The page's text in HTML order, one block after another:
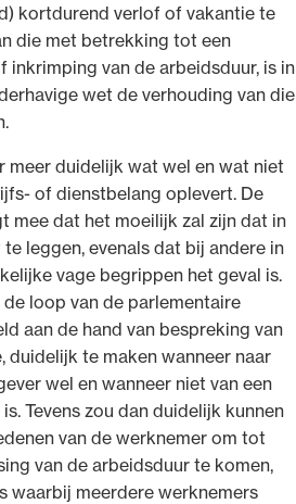
kortdurend verlof of vakantie te
die met betrekking tot een
van de arbeidsduur, is in
wet de verhouding van die
meer duidelijk wat wel en wat niet
of dienstbelang oplevert. De
mee dat het moeilijk zal zijn dat in
leggen, evenals dat bij andere in
vage begrippen het geval is.
loop van de parlementaire
aan de hand van bespreking van
duidelijk te maken wanneer naar
wel en wanneer niet van een
Tevens zou dan duidelijk kunnen
van de werknemer om tot
van de arbeidsduur te komen,
waarbij meerdere werknemers